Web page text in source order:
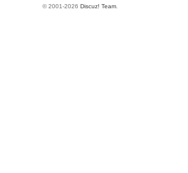
© 2001-2026 Discuz! Team